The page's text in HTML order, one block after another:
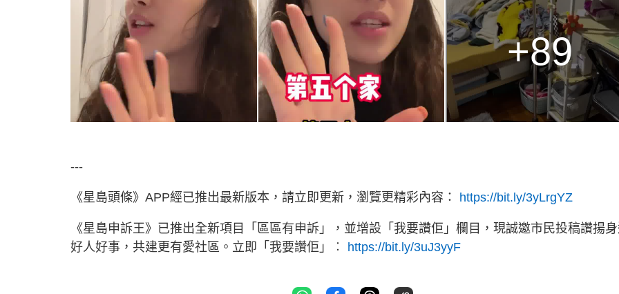
+89
---
《星島頭條》APP經已推出最新版本，請立即更新，瀏覽更精彩內容： https://bit.ly/3yLrgYZ
《星島申訴王》已推出全新項目「區區有申訴」，並增設「我要讚佢」欄目，現誠邀市民投稿讚揚
好人好事，共建更有愛社區。立即「我要讚佢」︰ https://bit.ly/3uJ3yyF